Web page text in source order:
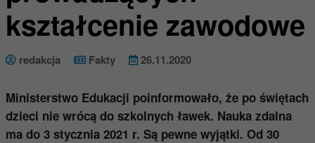
kształcenie zawodowe
redakcja Fakty 26.11.2020
Ministerstwo Edukacji poinformowało, że po świętach
dzieci nie wrócą do szkolnych ławek. Nauka zdalna
ma do 3 stycznia 2021 r. Są pewne wyjątki. Od 30